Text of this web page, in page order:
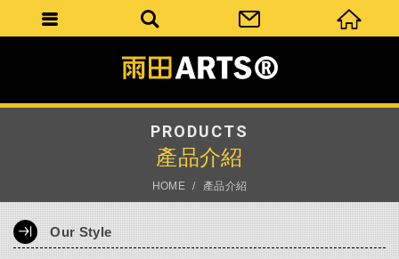
PRODUCTS
產品介紹
HOME 產品介紹
Our Style